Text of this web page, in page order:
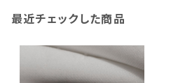
最近チェックした商品